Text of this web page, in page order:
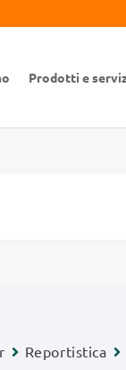
Prodotti e
Reportistica